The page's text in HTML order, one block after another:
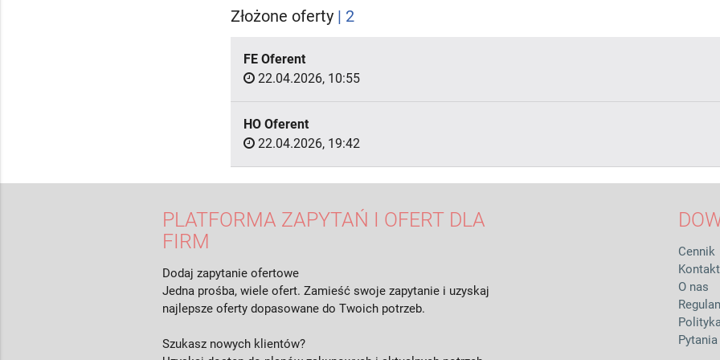
Złożone oferty | 2
FE Oferent
22.04.2026, 10:55
HO Oferent
22.04.2026, 19:42
PLATFORMA ZAPYTAŃ I OFERT DLA
FIRM
Dodaj zapytanie ofertowe
Jedna prośba, wiele ofert. Zamieść swoje zapytanie i uzyskaj
najlepsze oferty dopasowane do Twoich potrzeb.
Szukasz nowych klientów?
Cennik
Kontakt
O nas